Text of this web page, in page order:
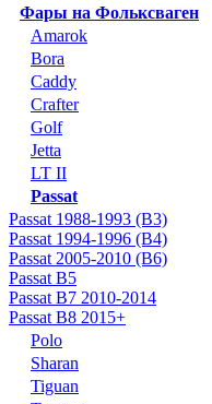
Фары на Фольксваген
Amarok
Bora
Caddy
Crafter
Golf
Jetta
LT II
Passat
Passat 1988-1993 (B3)
Passat 1994-1996 (B4)
Passat 2005-2010 (B6)
Passat B5
Passat B7 2010-2014
Passat B8 2015+
Polo
Sharan
Tiguan